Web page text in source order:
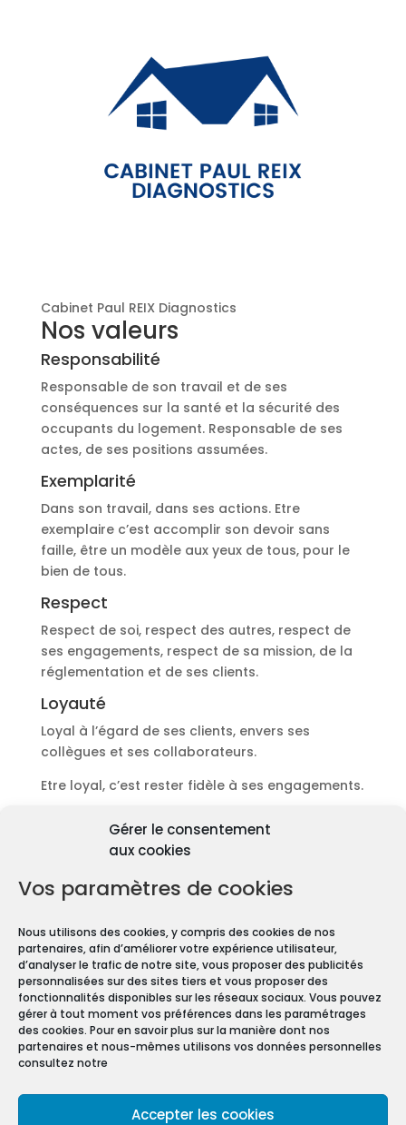
Gérer le consentement
aux cookies
Vos paramètres de cookies
Nous utilisons des cookies, y compris des cookies de nos
partenaires, afin d’améliorer votre expérience utilisateur,
d’analyser le trafic de notre site, vous proposer des publicités
personnalisées sur des sites tiers et vous proposer des
fonctionnalités disponibles sur les réseaux sociaux. Vous pouvez
gérer à tout moment vos préférences dans les paramétrages
des cookies. Pour en savoir plus sur la manière dont nos
partenaires et nous-mêmes utilisons vos données personnelles
consultez notre
Accepter les cookies
Cabinet Paul REIX Diagnostics
Nos valeurs
Responsabilité
Responsable de son travail et de ses
conséquences sur la santé et la sécurité des
occupants du logement. Responsable de ses
actes, de ses positions assumées.
Exemplarité
Dans son travail, dans ses actions. Etre
exemplaire c’est accomplir son devoir sans
faille, être un modèle aux yeux de tous, pour le
bien de tous.
Respect
Respect de soi, respect des autres, respect de
ses engagements, respect de sa mission, de la
réglementation et de ses clients.
Loyauté
Loyal à l’égard de ses clients, envers ses
collègues et ses collaborateurs.
Etre loyal, c’est rester fidèle à ses engagements.
Découvrir les diagnostics
Pourquoi les diagnostics
immobiliers sont
obligatoires ?
Carrez, les diagnostics immobiliers sont devenus
obligatoires pour toute transaction immobilière.
En effet, que vous vendiez ou louiez une maison
ou un appartement, vous devez constituer un
Dossier de Diagnostic Technique (DDT).
Mentions légales